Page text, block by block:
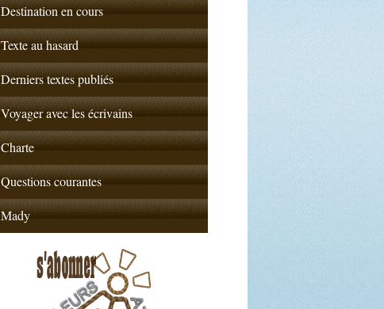
Destination en cours
Texte au hasard
Derniers textes publiés
Voyager avec les écrivains
Charte
Questions courantes
Mady